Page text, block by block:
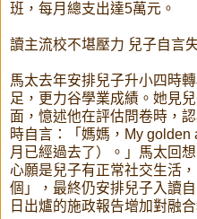
班，每月總支出達5萬元。
讀主流校不堪壓力 兒子自言
馬太去年安排兒子升小四時
足，更力谷學業成績。她見
面，憶述他在評估問卷時，
時自言：「媽媽，My
月已經過去了）。」馬太回
心願是兒子有正常社交生活
個」，最終仍安排兒子入讀
日出爐的施政報告增加對融